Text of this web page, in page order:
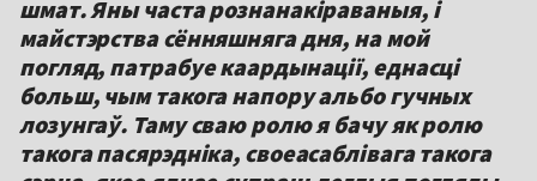
шмат. Яны часта рознанакіраваныя, і
майстэрства сённяшняга дня, на мой
погляд, патрабуе каардынації, еднасці
больш, чым такога напору альбо гучных
лозунгаў. Таму сваю ролю я бачу як ролю
такога пасярэдніка, своеасаблівага такога